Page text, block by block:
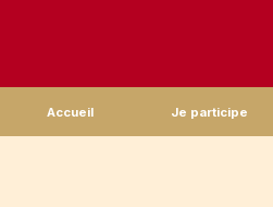
Accueil Je participe